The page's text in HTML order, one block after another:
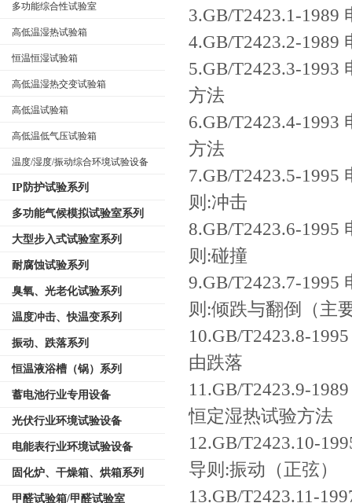
多功能综合性试验室
高低温湿热试验箱
恒温恒湿试验箱
高低温湿热交变试验箱
高低温试验箱
高低温低气压试验箱
温度/湿度/振动综合环境试验设备
IP防护试验系列
多功能气候模拟试验室系列
大型步入式试验室系列
耐腐蚀试验系列
臭氧、光老化试验系列
温度冲击、快温变系列
振动、跌落系列
恒温液浴槽（锅）系列
蓄电池行业专用设备
光伏行业环境试验设备
电能表行业环境试验设备
固化炉、干燥箱、烘箱系列
甲醛试验箱/甲醛试验室
3.GB/T2423.1-
4.GB/T2423.2-1989
5.GB/T2423.3-1993
方法
6.GB/T2423.4-
方法
7.GB/T2423.5-1995
则:冲击
8.GB/T2423.6-1995
则:碰撞
9.GB/T2423.7-1995
则:倾跌与翻倒（主
10.GB/T2423.8-
由跌落
11.GB/T2423.9-
恒定湿热试验方法
12.GB/T2423.10-
导则:振动（正弦）
13.GB/T2423.11-